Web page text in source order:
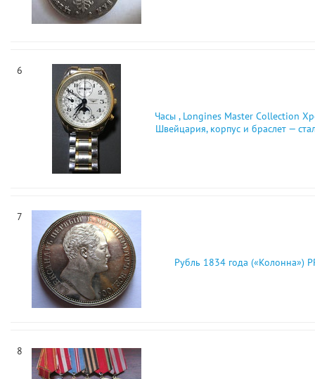
6
Часы , Longines Master Collection
Швейцария, корпус и браслет —
7
Рубль 1834 года («Колонна»)
8